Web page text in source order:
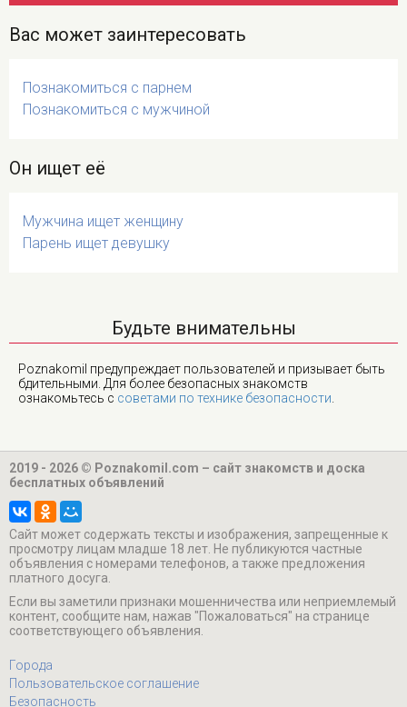
Вас может заинтересовать
Познакомиться с парнем
Познакомиться с мужчиной
Он ищет её
Мужчина ищет женщину
Парень ищет девушку
Будьте внимательны
Poznakomil предупреждает пользователей и призывает быть
бдительными. Для более безопасных знакомств
ознакомьтесь с советами по технике безопасности
2019 - 2026 © Poznakomil.com – сайт знакомств и доска
бесплатных объявлений
Cайт может содержать тексты и изображения, запрещенные к
просмотру лицам младше 18 лет. Не публикуются частные
объявления с номерами телефонов, а также предложения
платного досуга.
Если вы заметили признаки мошенничества или неприемлемый
контент, сообщите нам, нажав "Пожаловаться" на странице
соответствующего объявления.
Города
Пользовательское соглашение
Безопасность